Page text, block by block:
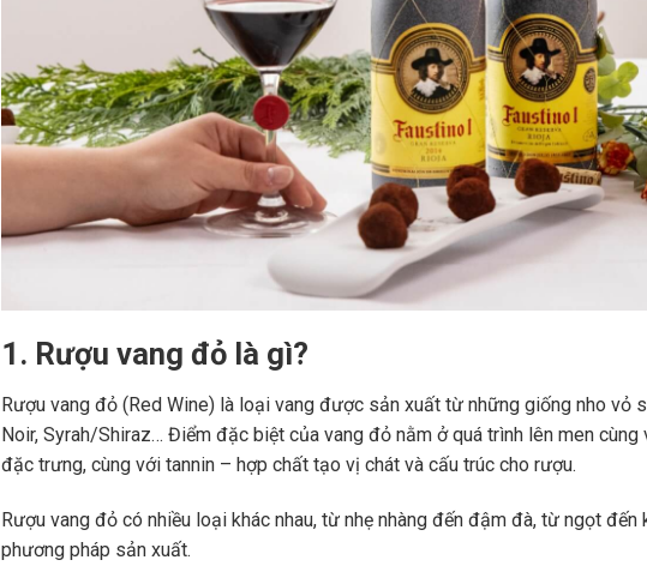
1. Rượu vang đỏ là gì?
Rượu vang đỏ (Red Wine) là loại vang được sản xuất từ những giống nho vỏ
Noir, Syrah/Shiraz… Điểm đặc biệt của vang đỏ nằm ở quá trình lên men
đặc trưng, cùng với tannin – hợp chất tạo vị chát và cấu trúc cho rượu.
Rượu vang đỏ có nhiều loại khác nhau, từ nhẹ nhàng đến đậm đà, từ ngọt
phương pháp sản xuất.